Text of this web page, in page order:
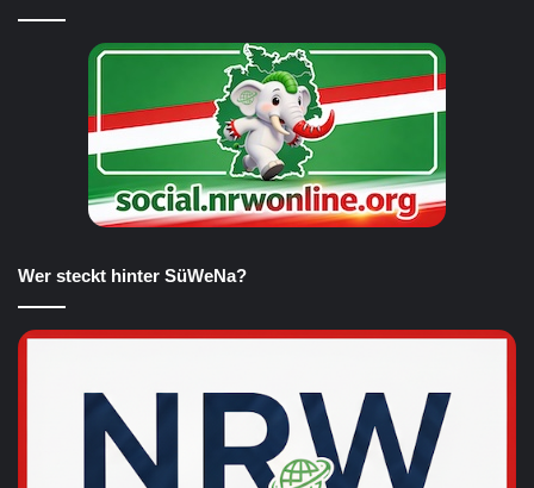
Wer steckt hinter SüWeNa?